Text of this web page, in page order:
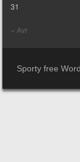
31
« Avr
Sporty free